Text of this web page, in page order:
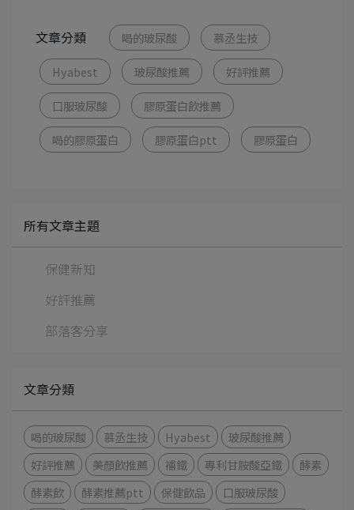
文章分類 喝的玻尿酸 慕丞生技
Hyabest 玻尿酸推薦 好評推薦
口服玻尿酸 膠原蛋白飲推薦
喝的膠原蛋白 膠原蛋白ptt 膠原蛋白
所有文章主題
保健新知
好評推薦
部落客分享
文章分類
喝的玻尿酸 慕丞生技 Hyabest
玻尿酸推薦
好評推薦
美顏飲推薦 補鐵 專利甘胺酸亞鐵
酵素
酵素飲
酵素推薦ptt 保健飲品
口服玻尿酸